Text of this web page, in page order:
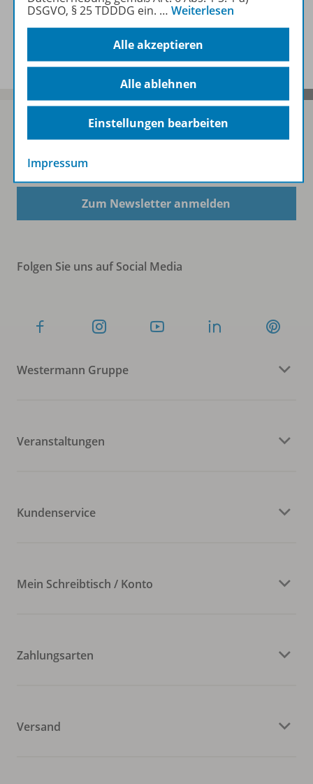
Sofort profitieren
Zum Newsletter anmelden
Folgen Sie uns auf Social Media
Westermann Gruppe
Veranstaltungen
Kundenservice
Mein Schreibtisch / Konto
Zahlungsarten
Versand
DSGVO, § 25 TDDDG ein. … Weiterlesen
Alle akzeptieren
Alle ablehnen
Einstellungen bearbeiten
Impressum